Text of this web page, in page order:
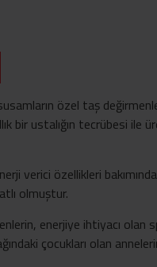
özel taş
bir ustalığın tecrübesi ile
verici özellikleri
olmuştur.
enerjiye ihtiyacı olan
çocukları olan